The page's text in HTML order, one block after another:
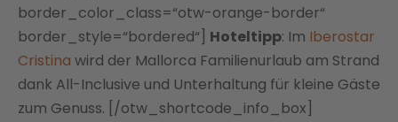
border_color_class=“otw-orange-border“
border_style=“bordered“] Hoteltipp: Im Iberostar
Cristina wird der Mallorca Familienurlaub am Strand
dank All-Inclusive und Unterhaltung für kleine Gäste
zum Genuss. [/otw_shortcode_info_box]